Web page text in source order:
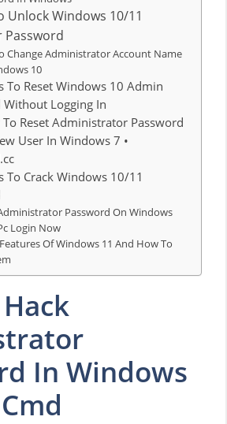
Unlock Windows 10/11
Change Administrator Account Name
10
To Reset Windows 10 Admin
Without Logging In
Reset Administrator Password
User In Windows 7 •
To Crack Windows 10/11
Password On Windows
Login Now
Of Windows 11 And How To
In Windows